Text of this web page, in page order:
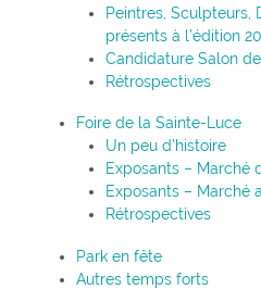
Peintres, Sculpteurs,
présents à l’édition
Candidature Salon
Rétrospectives
Foire de la Sainte-Luce
Un peu d’histoire
Exposants – Marché
Exposants – Marché
Rétrospectives
Park en fête
Autres temps forts